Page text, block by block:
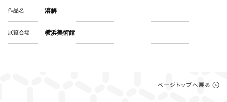
作品名 溶解
展覧会場 横浜美術館